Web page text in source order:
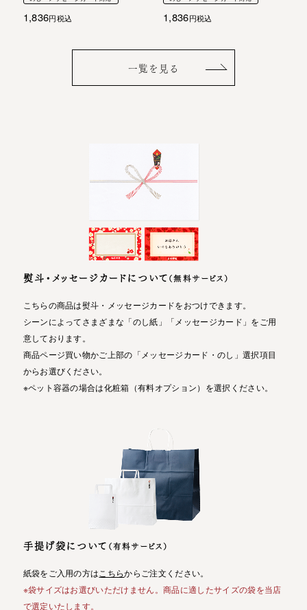
1,836 税込 1,836 税込
一覧を見る
熨斗・メッセージカードについて （無料サービス）
こちらの商品は熨斗・メッセージカードをおつけできます。
シーンによってさまざまな「のし紙」「メッセージカード」をご用
意しております。
商品ページ買い物かご上部の「メッセージカード・のし」選択項目
からお選びください。
※ペット容器の場合は化粧箱（有料オプション）を選択ください。
手提げ袋について （有料サービス）
紙袋をご入用の方はこちらからご注文ください。
※袋サイズはお選びいただけません。商品に適したサイズの袋を当店
で選定いたします。